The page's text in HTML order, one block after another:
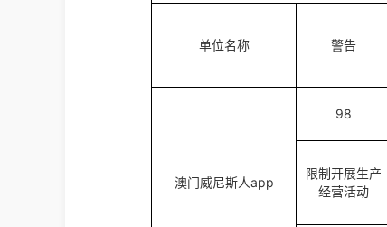
单位名称 警告
澳门威尼斯人app
98
限制开展生产
经营活动